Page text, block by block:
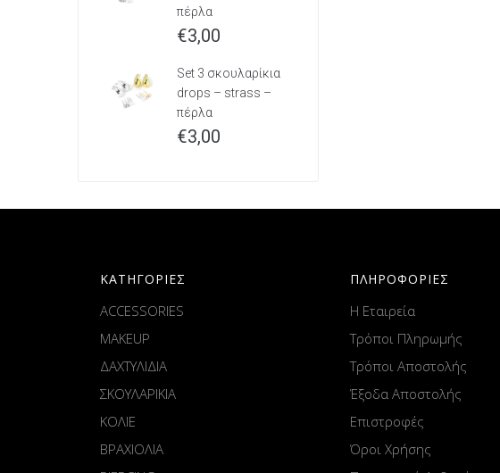
πέρλα
€3,00
Set 3 σκουλαρίκια
drops – strass –
πέρλα
€3,00
ΚΑΤΗΓΟΡΙΕΣ
ACCESSORIES
MAKEUP
ΔΑΧΤΥΛΙΔΙΑ
ΣΚΟΥΛΑΡΙΚΙΑ
ΚΟΛΙΕ
ΒΡΑΧΙΟΛΙΑ
ΠΛΗΡΟΦΟΡΙΕΣ
Η Εταιρεία
Τρόποι Πληρωμής
Τρόποι Αποστολής
Έξοδα Αποστολής
Επιστροφές
Όροι Χρήσης